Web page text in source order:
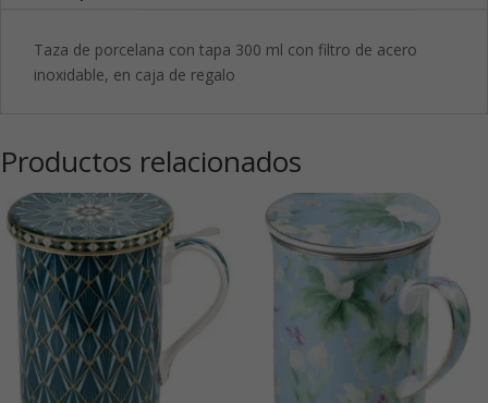
Taza de porcelana con tapa 300 ml con filtro de acero
inoxidable, en caja de regalo
Productos relacionados